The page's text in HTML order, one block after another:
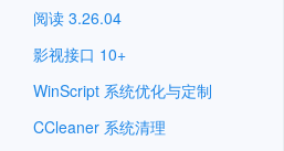
阅读 3.26.04
影视接口 10+
WinScript 系统优化与定制
CCleaner 系统清理